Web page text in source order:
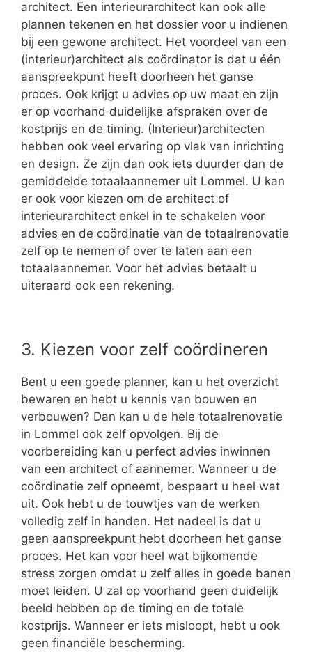
architect. Een interieurarchitect kan ook alle
plannen tekenen en het dossier voor u indienen
bij een gewone architect. Het voordeel van een
(interieur)architect als coördinator is dat u één
aanspreekpunt heeft doorheen het ganse
proces. Ook krijgt u advies op uw maat en zijn
er op voorhand duidelijke afspraken over de
kostprijs en de timing. (Interieur)architecten
hebben ook veel ervaring op vlak van inrichting
en design. Ze zijn dan ook iets duurder dan de
gemiddelde totaalaannemer uit Lommel. U kan
er ook voor kiezen om de architect of
interieurarchitect enkel in te schakelen voor
advies en de coördinatie van de totaalrenovatie
zelf op te nemen of over te laten aan een
totaalaannemer. Voor het advies betaalt u
uiteraard ook een rekening.
3. Kiezen voor zelf coördineren
Bent u een goede planner, kan u het overzicht
bewaren en hebt u kennis van bouwen en
verbouwen? Dan kan u de hele totaalrenovatie
in Lommel ook zelf opvolgen. Bij de
voorbereiding kan u perfect advies inwinnen
van een architect of aannemer. Wanneer u de
coördinatie zelf opneemt, bespaart u heel wat
uit. Ook hebt u de touwtjes van de werken
volledig zelf in handen. Het nadeel is dat u
geen aanspreekpunt hebt doorheen het ganse
proces. Het kan voor heel wat bijkomende
stress zorgen omdat u zelf alles in goede banen
moet leiden. U zal op voorhand geen duidelijk
beeld hebben op de timing en de totale
kostprijs. Wanneer er iets misloopt, hebt u ook
geen financiële bescherming.